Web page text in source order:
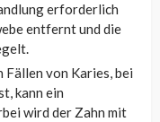
erforderlich
entfernt und die
von Karies, bei
kann ein
wird der Zahn mit